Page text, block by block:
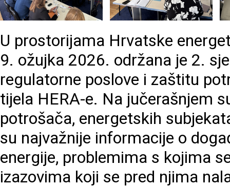
U prostorijama Hrvatske
9. ožujka 2026. održana je 2.
regulatorne poslove i zaštitu
tijela HERA-e. Na jučerašnjem
potrošača, energetskih
su najvažnije informacije o
energije, problemima s kojima
izazovima koji se pred njima